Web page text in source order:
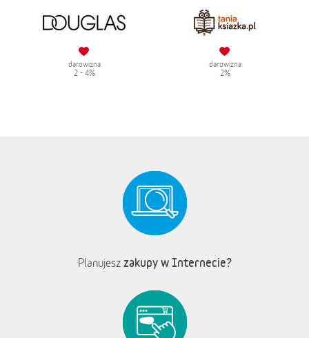
darowizna
2 - 4%
darowizna
2%
Planujesz zakupy w Internecie?